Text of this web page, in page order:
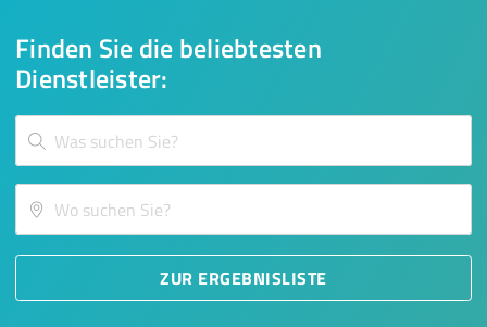
Finden Sie die beliebtesten
Dienstleister:
ZUR ERGEBNISLISTE